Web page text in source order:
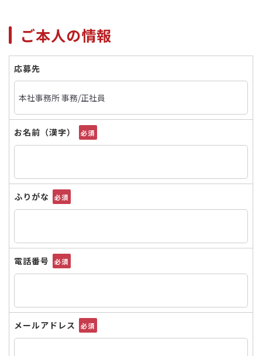
ご本人の情報
応募先
お名前（漢字） 必須
ふりがな 必須
電話番号 必須
メールアドレス 必須